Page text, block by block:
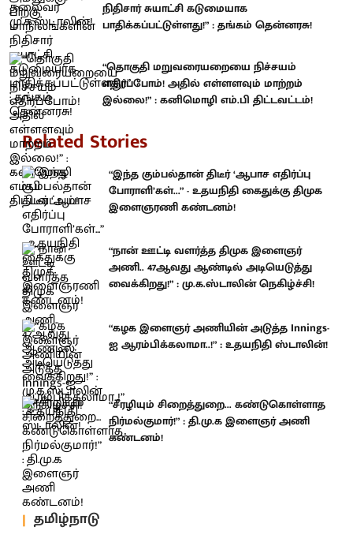
நிதிசார் சுயாட்சி கடுமையாக
பாதிக்கப்பட்டுள்ளது!” : தங்கம் தென்னரசு!
“தொகுதி மறுவரையறையை நிச்சயம்
எதிர்ப்போம்! அதில் எள்ளளவும் மாற்றம்
இல்லை!” : கனிமொழி எம்.பி திட்டவட்டம்!
Related Stories
“இந்த கும்பல்தான் திடீர் ‘ஆபாச எதிர்ப்பு
போராளி’கள்...” - உதயநிதி கைதுக்கு திமுக
இளைஞரணி கண்டனம்!
“நான் ஊட்டி வளர்த்த திமுக இளைஞர்
அணி.. 47ஆவது ஆண்டில் அடியெடுத்து
வைக்கிறது!” : மு.க.ஸ்டாலின் நெகிழ்ச்சி!
“கழக இளைஞர் அணியின் அடுத்த Innings-
ஐ ஆரம்பிக்கலாமா..!” : உதயநிதி ஸ்டாலின்!
“சீரழியும் சிறைத்துறை... கண்டுகொள்ளாத
நிர்மல்குமார்!” : தி.மு.க இளைஞர் அணி
கண்டனம்!
தமிழ்நாடு